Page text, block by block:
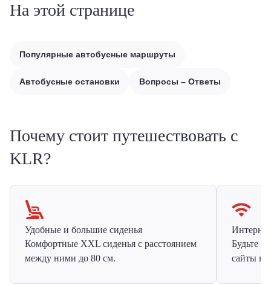
На этой странице
Популярные автобусные маршруты
Автобусные остановки Вопросы – Ответы
Почему стоит путешествовать с
KLR?
Удобные и большие сиденья
Комфортные XXL сиденья с расстоянием
между ними до 80 см.
Будьте
сайты на